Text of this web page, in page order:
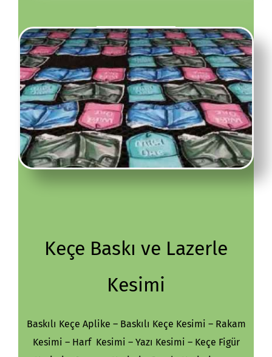
Keçe Baskı ve Lazerle
Kesimi
Baskılı Keçe Aplike – Baskılı Keçe Kesimi – Rakam
Kesimi – Harf Kesimi – Yazı Kesimi – Keçe Figür